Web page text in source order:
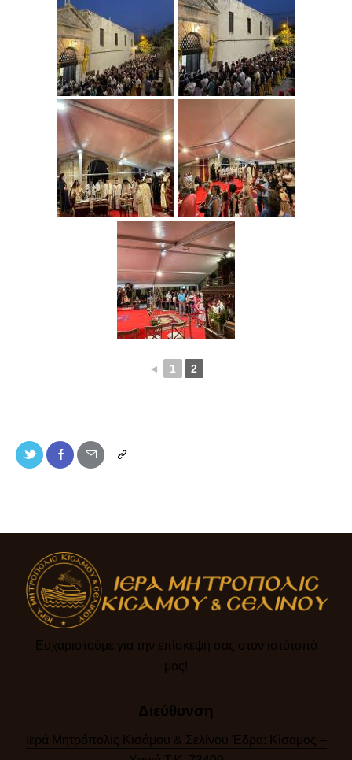
◄ 1 2
Ευχαριστούμε για την επίσκεψή σας στον ιστότοπό
μας!​
Διεύθυνση
Ιερά Μητρόπολις Κισάμου & Σελίνου Έδρα: Κίσαμος –